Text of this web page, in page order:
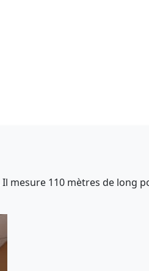
mesure 110 mètres de long